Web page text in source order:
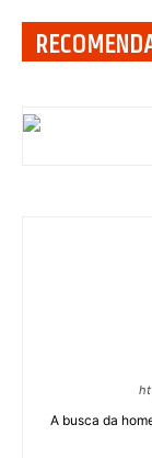
A busca da